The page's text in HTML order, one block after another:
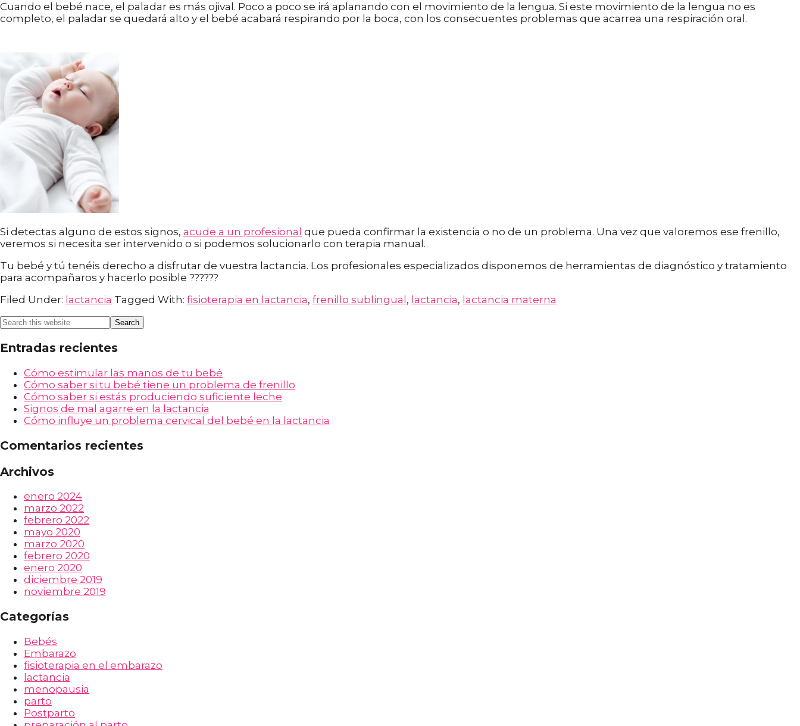
Cuando el bebé nace, el paladar es más ojival. Poco a poco se irá aplanando con el movimiento de la lengua. Si este movimiento de la lengua no es
completo, el paladar se quedará alto y el bebé acabará respirando por la boca, con los consecuentes problemas que acarrea una respiración oral.
Si detectas alguno de estos signos, acude a un profesional que pueda confirmar la existencia o no de un problema⁣. Una vez que valoremos ese frenillo,
veremos si necesita ser intervenido o si podemos solucionarlo con terapia manual.
Tu bebé y tú tenéis derecho a disfrutar de vuestra lactancia. Los profesionales especializados disponemos de herramientas de diagnóstico y tratamiento
para acompañaros y hacerlo posible ?????? ⁣
Filed Under: lactancia Tagged With: fisioterapia en lactancia, frenillo sublingual , lactancia, lactancia materna
Entradas recientes
Cómo estimular las manos de tu bebé
Cómo saber si tu bebé tiene un problema de frenillo
Cómo saber si estás produciendo suficiente leche
Signos de mal agarre en la lactancia
Cómo influye un problema cervical del bebé en la lactancia
Comentarios recientes
Archivos
enero 2024
marzo 2022
febrero 2022
mayo 2020
marzo 2020
febrero 2020
enero 2020
diciembre 2019
noviembre 2019
Categorías
Bebés
Embarazo
fisioterapia en el embarazo
lactancia
menopausia
parto
Postparto